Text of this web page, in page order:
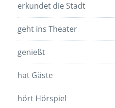
erkundet die Stadt
geht ins Theater
genießt
hat Gäste
hört Hörspiel